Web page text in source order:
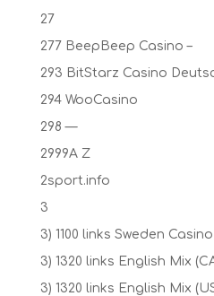
27
277 BeepBeep Casino –
293 BitStarz Casino
294 WooCasino
298 —
2999A Z
2sport.info
3
3) 1100 links Sweden
3) 1320 links English Mix
3) 1320 links English Mix